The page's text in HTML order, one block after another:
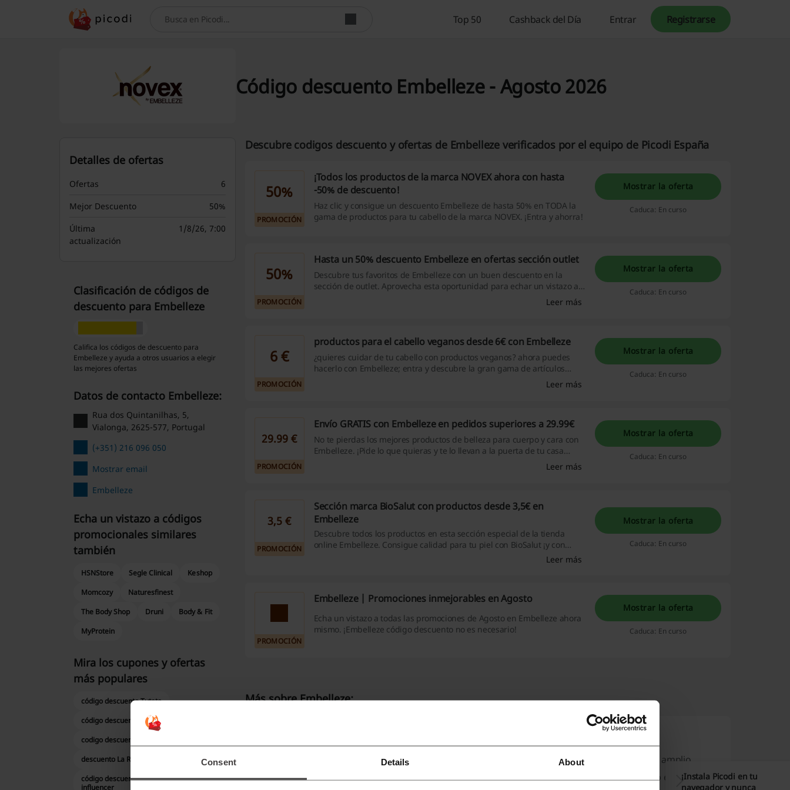
Consent Details About
Buscar Top 50 Cashback del Día Entrar Registrarse
Código descuento Embelleze - Agosto 2026
Descubre codigos descuento y ofertas de Embelleze verificados por el equipo de Picodi España
50%
PROMOCIÓN
¡Todos los productos de la marca NOVEX ahora con hasta
-50% de descuento!
Haz clic y consigue un descuento Embelleze de hasta 50% en TODA la
gama de productos para tu cabello de la marca NOVEX. ¡Entra y ahorra!
Mostrar la oferta
Caduca: En curso
50%
PROMOCIÓN
Hasta un 50% descuento Embelleze en ofertas sección outlet
Descubre tus favoritos de Embelleze con un buen descuento en la
sección de outlet. Aprovecha esta oportunidad para echar un vistazo a
Leer más
Mostrar la oferta
Caduca: En curso
6 €
PROMOCIÓN
productos para el cabello veganos desde 6€ con Embelleze
¿quieres cuidar de tu cabello con productos veganos? ahora puedes
hacerlo con Embelleze; entra y descubre la gran gama de artículos
perfectos para cada tipo de pelo desde solo 6€ ¡No te lo pierdas!Leer más
Mostrar la oferta
Caduca: En curso
29.99 €
PROMOCIÓN
Envío GRATIS con Embelleze en pedidos superiores a 29.99€
No te pierdas los mejores productos de belleza para cuerpo y cara con
Embelleze. ¡Pide lo que quieras y te lo llevan a la puerta de tu casa
Leer más
Mostrar la oferta
Caduca: En curso
3,5 €
PROMOCIÓN
Sección marca BioSalut con productos desde 3,5€ en
Embelleze
Descubre todos los productos en esta sección especial de la tienda
online Embelleze. Consigue calidad para tu piel con BioSalut ¡y con
Leer más
Mostrar la oferta
Caduca: En curso
PROMOCIÓN
Embelleze | Promociones inmejorables en Agosto
Echa un vistazo a todas las promociones de Agosto en Embelleze ahora
mismo. ¡Embelleze código descuento no es necesario!
Mostrar la oferta
Caduca: En curso
Detalles de ofertas
Ofertas
6
Mejor Descuento
50%
Última
actualización
1/8/26, 7:00
Clasificación de códigos de
descuento para Embelleze
Califica los códigos de descuento para
Embelleze y ayuda a otros usuarios a elegir
las mejores ofertas
Datos de contacto Embelleze:
Rua dos Quintanilhas, 5,
Vialonga, 2625-577, Portugal
(+351) 216 096 050
Mostrar email
Embelleze
Echa un vistazo a códigos
promocionales similares
también
HSNStore Segle Clinical
Keshop
Momcozy
Naturesfinest
The Body Shop
Druni
Body & Fit
MyProtein
Mira los cupones y ofertas
más populares
código descuento Tutete
código descuento Maquillalia
codigo descuento Entradas.com
descuento La Redoute
código descuento Fútbol Emotion
influencer
Más sobre Embelleze:
Embelleze es un referente de calidad e innovación en el mercado de la belleza, ofreciendo un amplio
surtido de productos que cumplen con las necesidades de cuidado personal. Su compromiso es
¡Instala Picodi en tu
navegador y nunca